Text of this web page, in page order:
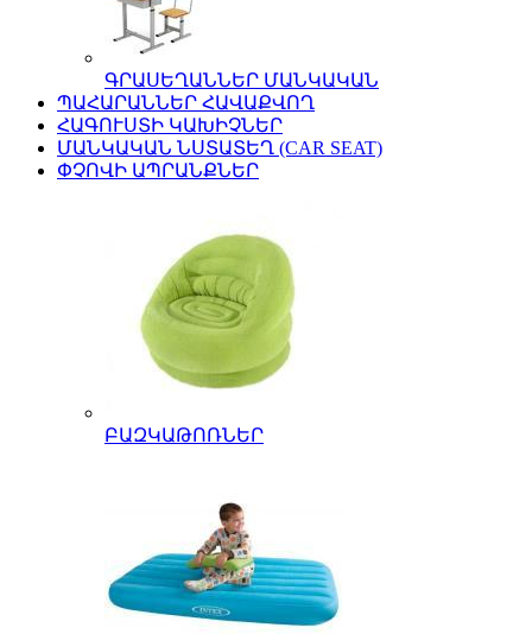
ԳՐԱՍԵՂԱՆՆԵՐ ՄԱՆԿԱԿԱՆ
ՊԱՀԱՐԱՆՆԵՐ ՀԱՎԱՔՎՈՂ
ՀԱԳՈՒՍՏԻ ԿԱԽԻՉՆԵՐ
ՄԱՆԿԱԿԱՆ ՆՍՏԱՏԵՂ (CAR SEAT)
ՓՉՈՎԻ ԱՊՐԱՆՔՆԵՐ
ԲԱԶԿԱԹՈՌՆԵՐ